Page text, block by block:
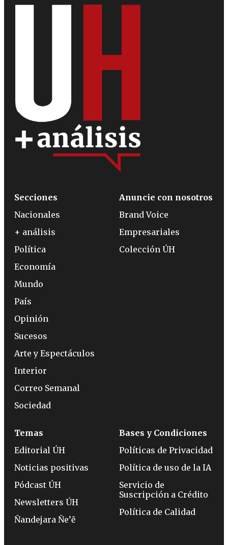
Secciones
Nacionales
+ análisis
Política
Economía
Mundo
País
Opinión
Sucesos
Arte y Espectáculos
Interior
Correo Semanal
Sociedad
Anuncie con nosotros
Brand Voice
Empresariales
Colección ÚH
Temas
Editorial ÚH
Noticias positivas
Pódcast ÚH
Newsletters ÚH
Ñandejara Ñe’ẽ
Bases y Condiciones
Políticas de Privacidad
Política de uso de la IA
Servicio de
Suscripción a Crédito
Política de Calidad